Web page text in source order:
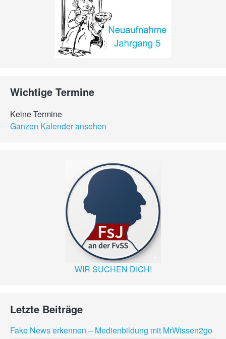
Wichtige Termine
Keine Termine
Ganzen Kalender ansehen
WIR SUCHEN DICH!
Letzte Beiträge
Fake News erkennen – Medienbildung mit MrWissen2go